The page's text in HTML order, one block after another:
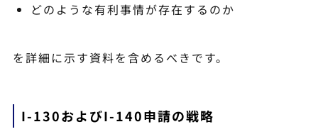
どのような有利事情が存在するのか
を詳細に示す資料を含めるべきです。
I-130およびI-140申請の戦略